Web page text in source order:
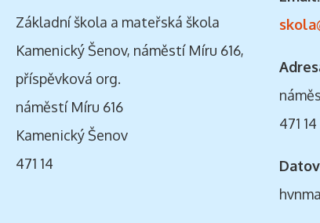
Základní škola a mateřská škola
Kamenický Šenov, náměstí Míru 616,
příspěvková org.
náměstí Míru 616
Kamenický Šenov
471 14
471 14